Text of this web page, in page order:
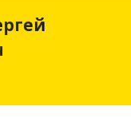
Сергей
Николаевич